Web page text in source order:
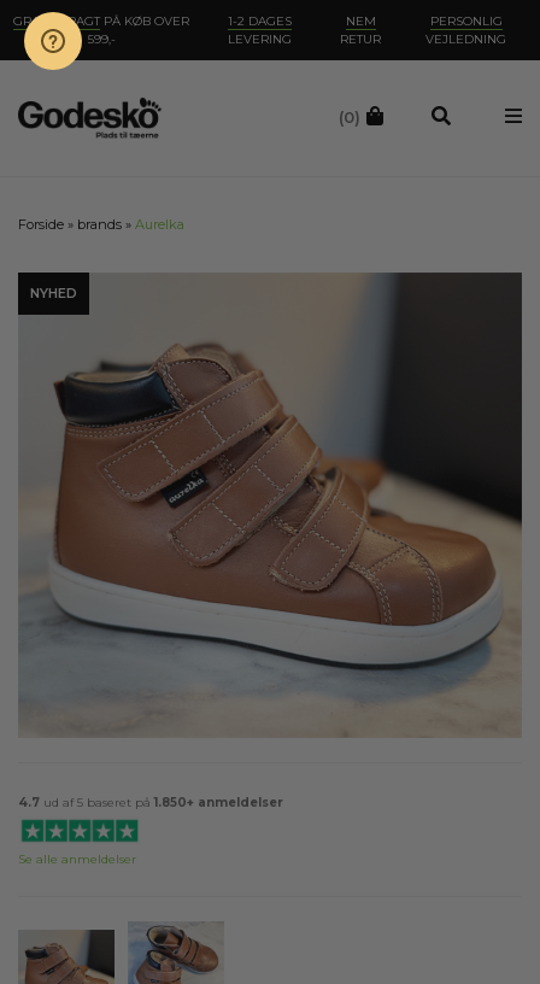
GRATIS FRAGT PÅ KØB OVER
599,-
1-2 DAGES
LEVERING
NEM
RETUR
PERSONLIG
VEJLEDNING
(0)
Forside » brands » Aurelka
NYHED
4.7 ud af 5 baseret på1.850+ anmeldelser
Se alle anmeldelser